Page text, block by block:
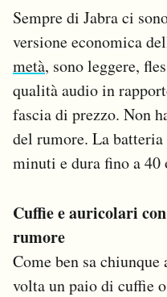
Sempre di Jabra ci
versione economica
metà, sono leggere,
qualità audio in
fascia di prezzo. Non
del rumore. La
minuti e dura fino a 40
Cuffie e auricolari
rumore
Come ben sa
volta un paio di cuffie